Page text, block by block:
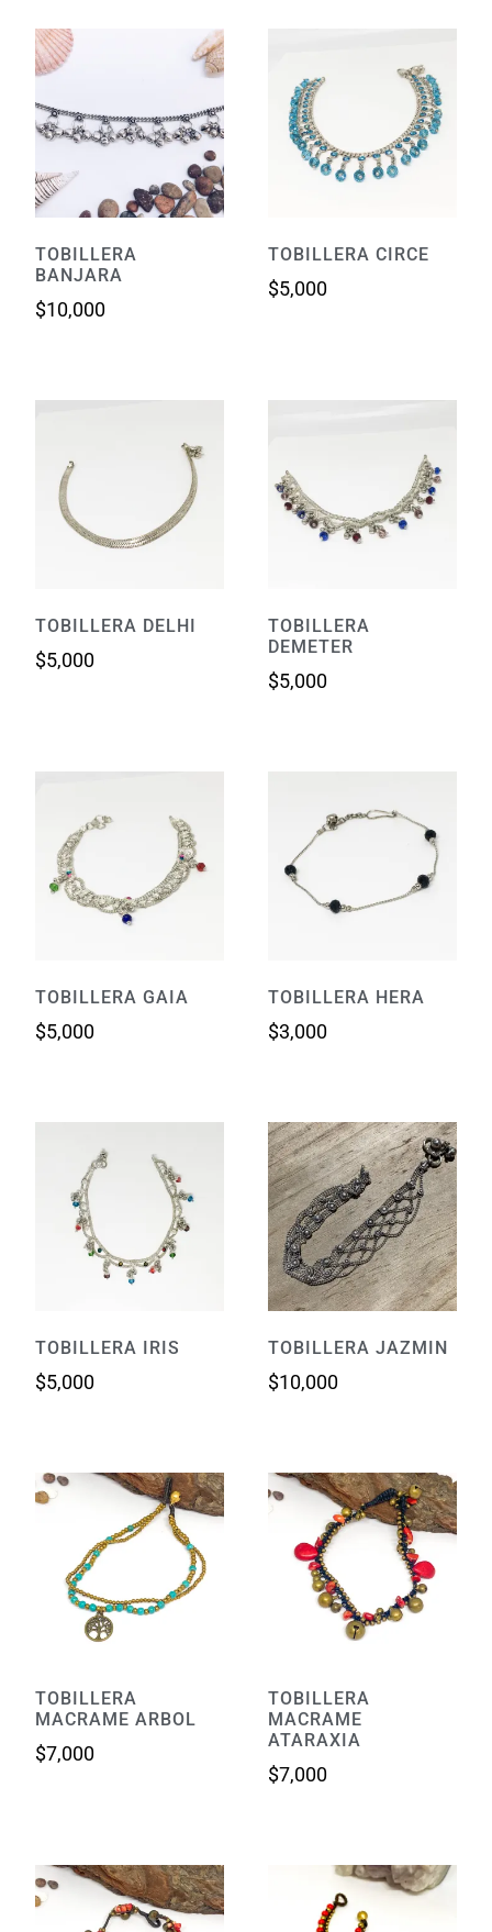
TOBILLERA
BANJARA
$10,000
TOBILLERA CIRCE
$5,000
TOBILLERA DELHI
$5,000
TOBILLERA
DEMETER
$5,000
TOBILLERA GAIA
$5,000
TOBILLERA HERA
$3,000
TOBILLERA IRIS
$5,000
TOBILLERA JAZMIN
$10,000
TOBILLERA
MACRAME ARBOL
$7,000
TOBILLERA
MACRAME
ATARAXIA
$7,000